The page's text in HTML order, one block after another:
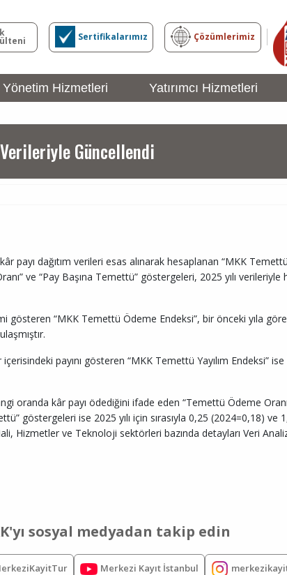
Sertifikalarımız Çözümlerimiz
Girişi
YATIRIMCI
Girişi
Hizmetleri Yatırımcı Hizmetleri
Güncellendi
payı dağıtım verileri esas alınarak hesaplanan “MKK
ve “Pay Başına Temettü” göstergeleri, 2025 yılı
gösteren “MKK Temettü Ödeme Endeksi”, bir önceki yıla
payını gösteren “MKK Temettü Yayılım Endeksi”
oranda kâr payı ödediğini ifade eden “Temettü Ödeme
göstergeleri ise 2025 yılı için sırasıyla 0,25 (2024=0,18)
Hizmetler ve Teknoloji sektörleri bazında detayları Veri
sosyal medyadan takip edin
Merkezi Kayıt İstanbul